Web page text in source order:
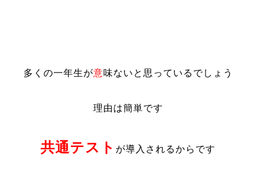
多くの一年生が意味ないと思っているでしょう
理由は簡単です
共通テスト が導入されるからです